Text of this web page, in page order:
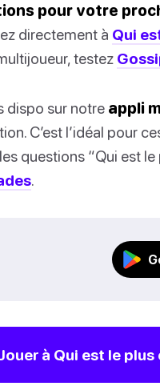
pour votre
directement à Qui
testez
dispo sur notre appli
C’est l’idéal pour
questions “Qui est le
.
à Qui est le plus